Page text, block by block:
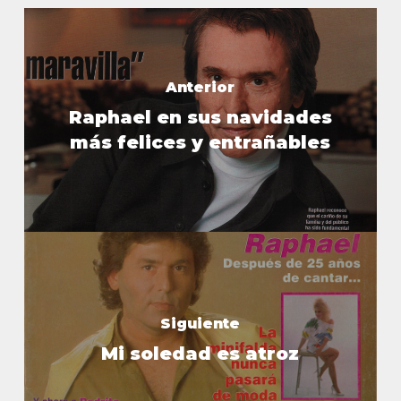
Anterior
Raphael en sus navidades
más felices y entrañables
Siguiente
Mi soledad es atroz